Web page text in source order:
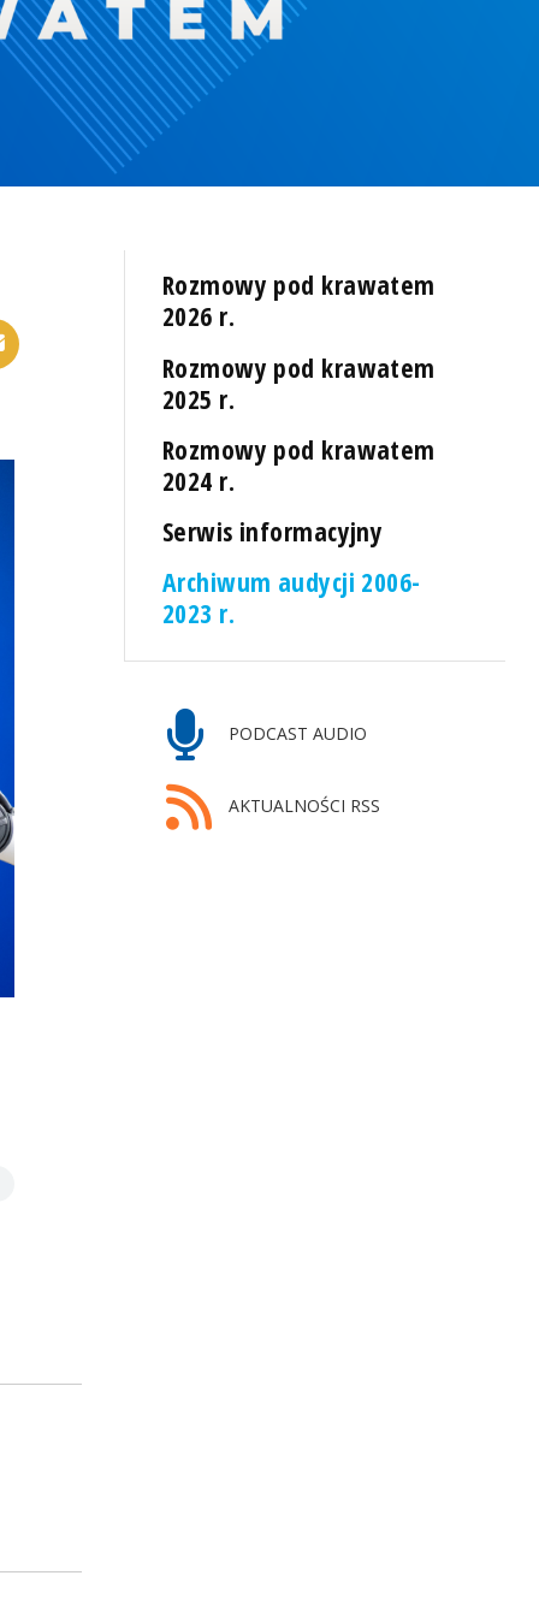
Rozmowy pod krawatem
2026 r.
Rozmowy pod krawatem
2025 r.
Rozmowy pod krawatem
2024 r.
Serwis informacyjny
Archiwum audycji 2006-
2023 r.
PODCAST AUDIO
AKTUALNOŚCI RSS